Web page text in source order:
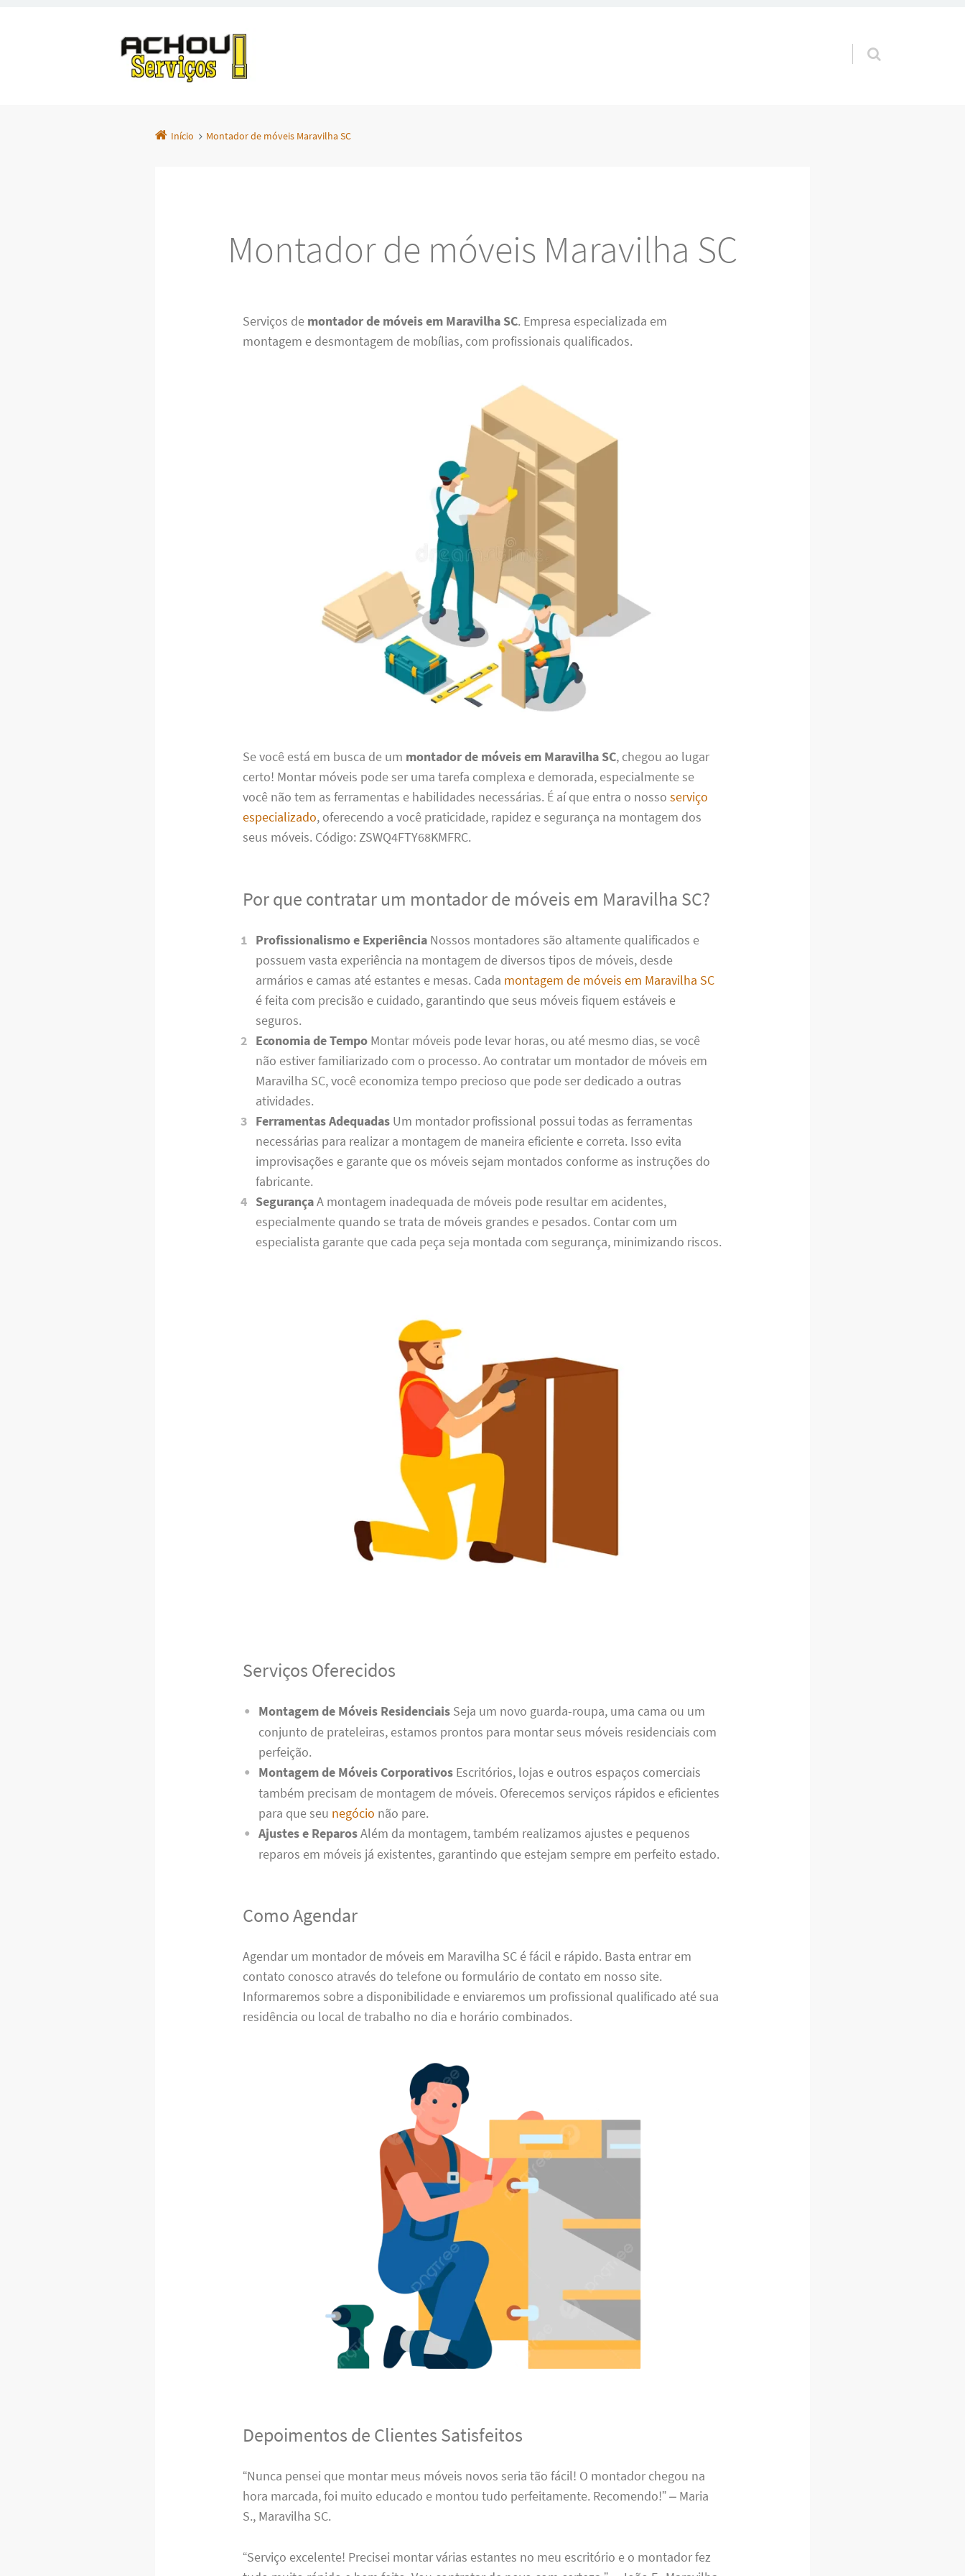
Pular para o conteúdo
Início Montador de móveis Maravilha SC
Montador de móveis Maravilha SC
Serviços de montador de móveis em Maravilha SC. Empresa especializada em
montagem e desmontagem de mobílias, com profissionais qualificados.
Se você está em busca de um montador de móveis em Maravilha SC, chegou ao lugar
certo! Montar móveis pode ser uma tarefa complexa e demorada, especialmente se
você não tem as ferramentas e habilidades necessárias. É aí que entra o nossoserviço
especializado, oferecendo a você praticidade, rapidez e segurança na montagem dos
seus móveis. Código: ZSWQ4FTY68KMFRC.
Por que contratar um montador de móveis em Maravilha SC?
Profissionalismo e ExperiênciaNossos montadores são altamente qualificados e
possuem vasta experiência na montagem de diversos tipos de móveis, desde
armários e camas até estantes e mesas. Cada montagem de móveis em Maravilha SC
é feita com precisão e cuidado, garantindo que seus móveis fiquem estáveis e
seguros.
Economia de TempoMontar móveis pode levar horas, ou até mesmo dias, se você
não estiver familiarizado com o processo. Ao contratar um montador de móveis em
Maravilha SC, você economiza tempo precioso que pode ser dedicado a outras
atividades.
Ferramentas AdequadasUm montador profissional possui todas as ferramentas
necessárias para realizar a montagem de maneira eficiente e correta. Isso evita
improvisações e garante que os móveis sejam montados conforme as instruções do
fabricante.
SegurançaA montagem inadequada de móveis pode resultar em acidentes,
especialmente quando se trata de móveis grandes e pesados. Contar com um
especialista garante que cada peça seja montada com segurança, minimizando riscos.
Serviços Oferecidos
Montagem de Móveis ResidenciaisSeja um novo guarda-roupa, uma cama ou um
conjunto de prateleiras, estamos prontos para montar seus móveis residenciais com
perfeição.
Montagem de Móveis CorporativosEscritórios, lojas e outros espaços comerciais
também precisam de montagem de móveis. Oferecemos serviços rápidos e eficientes
para que seu negócio não pare.
Ajustes e ReparosAlém da montagem, também realizamos ajustes e pequenos
reparos em móveis já existentes, garantindo que estejam sempre em perfeito estado.
Como Agendar
Agendar um montador de móveis em Maravilha SC é fácil e rápido. Basta entrar em
contato conosco através do telefone ou formulário de contato em nosso site.
Informaremos sobre a disponibilidade e enviaremos um profissional qualificado até sua
residência ou local de trabalho no dia e horário combinados.
Depoimentos de Clientes Satisfeitos
“Nunca pensei que montar meus móveis novos seria tão fácil! O montador chegou na
hora marcada, foi muito educado e montou tudo perfeitamente. Recomendo!” – Maria
S., Maravilha SC.
“Serviço excelente! Precisei montar várias estantes no meu escritório e o montador fez